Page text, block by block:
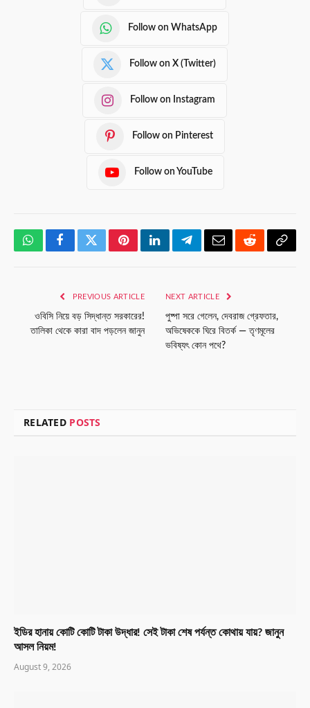
Follow on WhatsApp
Follow on X (Twitter)
Follow on Instagram
Follow on Pinterest
Follow on YouTube
WhatsAppFacebookTwitterPinterestLinkedInTelegramEmailRedditCopy
PREVIOUS ARTICLE
ওবিসি নিয়ে বড় সিদ্ধান্ত সরকারের!
তালিকা থেকে কারা বাদ পড়লেন জানুন
NEXT ARTICLE
পুষ্পা সরে গেলেন, দেবরাজ গ্রেফতার,
অভিষেককে ঘিরে বিতর্ক — তৃণমূলের
ভবিষ্যৎ কোন পথে?
RELATED POSTS
ইডির হানায় কোটি কোটি টাকা উদ্ধার! সেই টাকা শেষ পর্যন্ত কোথায় যায়? জানুন
আসল নিয়ম!
August 9, 2026